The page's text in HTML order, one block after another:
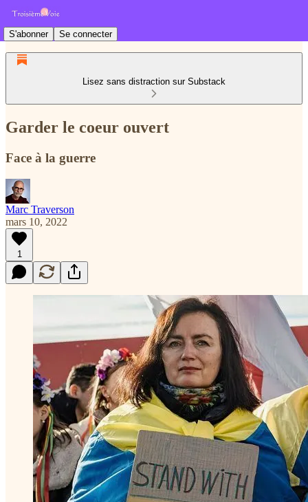
S'abonner Se connecter
Lisez sans distraction sur Substack
Garder le coeur ouvert
Face à la guerre
Marc Traverson
mars 10, 2022
1